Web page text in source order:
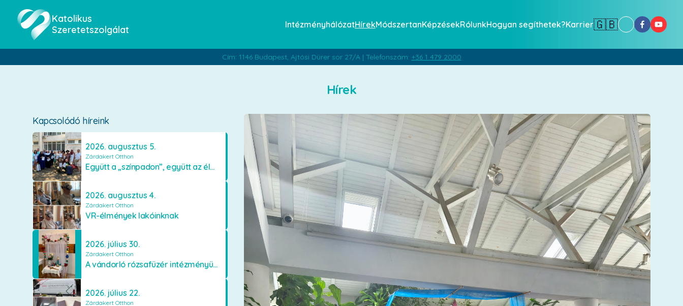
Katolikus
Szeretetszolgálat
IntézményhálózatHírekMódszertanKépzésekRólunkHogyan segíthetek?Karrier🇬🇧
Cím: 1146 Budapest, Ajtósi Dürer sor 27/A | Telefonszám: +36 1 479 2000
Hírek
Kapcsolódó híreink
2026. augusztus 5.
Zárdakert Otthon
Együtt a „színpadon”, együtt az élményekért 🎭✨
2026. augusztus 4.
Zárdakert Otthon
VR-élmények lakóinknak
2026. július 30.
Zárdakert Otthon
A vándorló rózsafüzér intézményünkben
2026. július 22.
Zárdakert Otthon